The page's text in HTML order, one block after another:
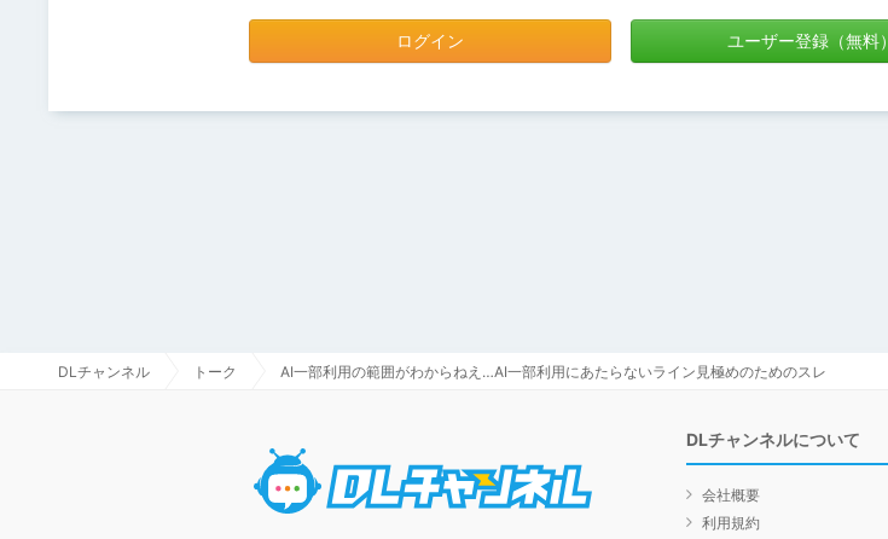
ログイン ユーザー登録（無料）
DLチャンネル トーク AI一部利用の範囲がわからねえ…AI一部利用にあたらないライン見極めのためのスレ
DLチャンネルについて
会社概要
利用規約